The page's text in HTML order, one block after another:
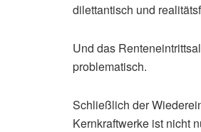
dilettantisch und
Und das
problematisch.
Schließlich der
Kernkraftwerke ist nicht